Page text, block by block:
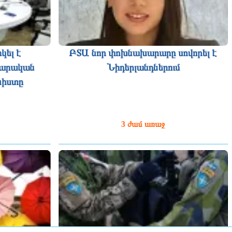
է
ԲՏԱ նոր փոխնախարարը սովորել է
Նիդերլանդներում
3 ժամ առաջ